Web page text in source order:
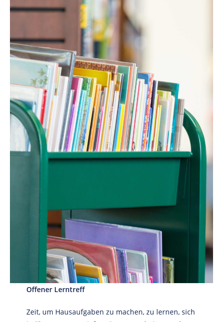
Offener Lerntreff
Zeit, um Hausaufgaben zu machen, zu lernen, sich